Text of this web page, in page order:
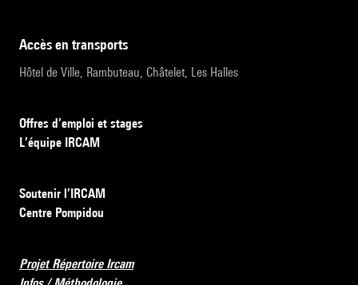
accès en transports
Hôtel de Ville, Rambuteau, Châtelet, Les Halles
Offres d’emploi et stages
L’équipe IRCAM
Soutenir l’IRCAM
Centre Pompidou
Projet Répertoire Ircam